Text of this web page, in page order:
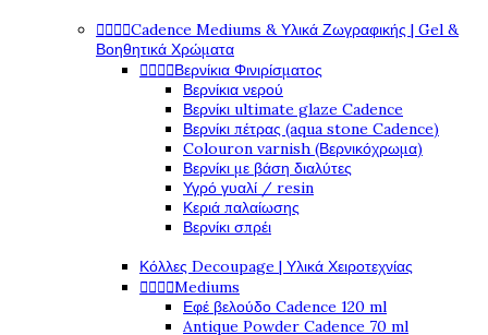
Cadence Mediums & Υλικά Ζωγραφικής | Gel &
Βοηθητικά Χρώματα
Βερνίκια Φινιρίσματος
Βερνίκια νερού
Βερνίκι ultimate glaze Cadence
Βερνίκι πέτρας (aqua stone Cadence)
Colouron varnish (Βερνικόχρωμα)
Βερνίκι με βάση διαλύτες
Υγρό γυαλί / resin
Κεριά παλαίωσης
Βερνίκι σπρέι
Κόλλες Decoupage | Υλικά Χειροτεχνίας
Mediums
Εφέ βελούδο Cadence 120 ml
Antique Powder Cadence 70 ml